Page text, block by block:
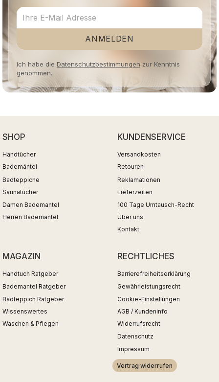
ANMELDEN
Ich habe die Datenschutzbestimmungen zur Kenntnis
genommen.
SHOP
Handtücher
Bademäntel
Badteppiche
Saunatücher
Damen Bademantel
Herren Bademantel
KUNDENSERVICE
Versandkosten
Retouren
Reklamationen
Lieferzeiten
100 Tage Umtausch-Recht
Über uns
Kontakt
MAGAZIN
Handtuch Ratgeber
Bademantel Ratgeber
Badteppich Ratgeber
Wissenswertes
Waschen & Pflegen
RECHTLICHES
Barrierefreiheitserklärung
Gewährleistungsrecht
Cookie-Einstellungen
AGB / Kundeninfo
Widerrufsrecht
Datenschutz
Impressum
Vertrag widerrufen